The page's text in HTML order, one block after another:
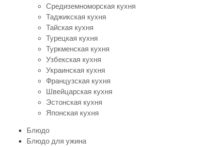
Средиземноморская кухня
Таджикская кухня
Тайская кухня
Турецкая кухня
Туркменская кухня
Узбекская кухня
Украинская кухня
Французская кухня
Швейцарская кухня
Эстонская кухня
Японская кухня
Блюдо
Блюдо для ужина